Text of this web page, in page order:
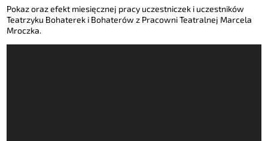
Pokaz oraz efekt miesięcznej pracy uczestniczek i uczestników
Teatrzyku Bohaterek i Bohaterów z Pracowni Teatralnej Marcela
Mroczka.